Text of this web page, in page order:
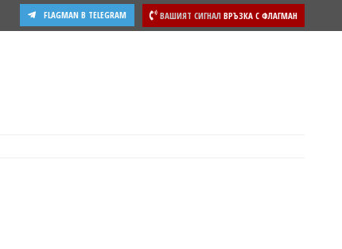
ВАШИЯТ СИГНАЛ ВРЪЗКА С ФЛАГМАН
FLAGMAN В TELEGRAM